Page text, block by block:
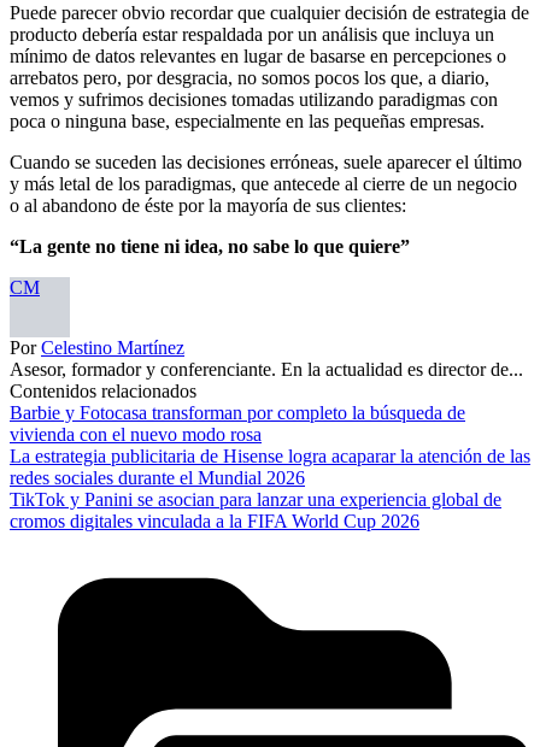
Puede parecer obvio recordar que cualquier decisión de estrategia de
producto debería estar respaldada por un análisis que incluya un
mínimo de datos relevantes en lugar de basarse en percepciones o
arrebatos pero, por desgracia, no somos pocos los que, a diario,
vemos y sufrimos decisiones tomadas utilizando paradigmas con
poca o ninguna base, especialmente en las pequeñas empresas.
Cuando se suceden las decisiones erróneas, suele aparecer el último
y más letal de los paradigmas, que antecede al cierre de un negocio
o al abandono de éste por la mayoría de sus clientes:
“La gente no tiene ni idea, no sabe lo que quiere”
CM
PorCelestino Martínez
Asesor, formador y conferenciante. En la actualidad es director de...
Contenidos relacionados
Barbie y Fotocasa transforman por completo la búsqueda de
vivienda con el nuevo modo rosa
La estrategia publicitaria de Hisense logra acaparar la atención de las
redes sociales durante el Mundial 2026
TikTok y Panini se asocian para lanzar una experiencia global de
cromos digitales vinculada a la FIFA World Cup 2026